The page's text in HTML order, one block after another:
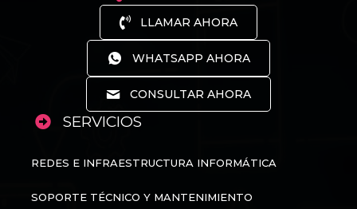
LLAMAR AHORA
WHATSAPP AHORA
CONSULTAR AHORA
SERVICIOS
REDES E INFRAESTRUCTURA INFORMÁTICA
SOPORTE TÉCNICO Y MANTENIMIENTO